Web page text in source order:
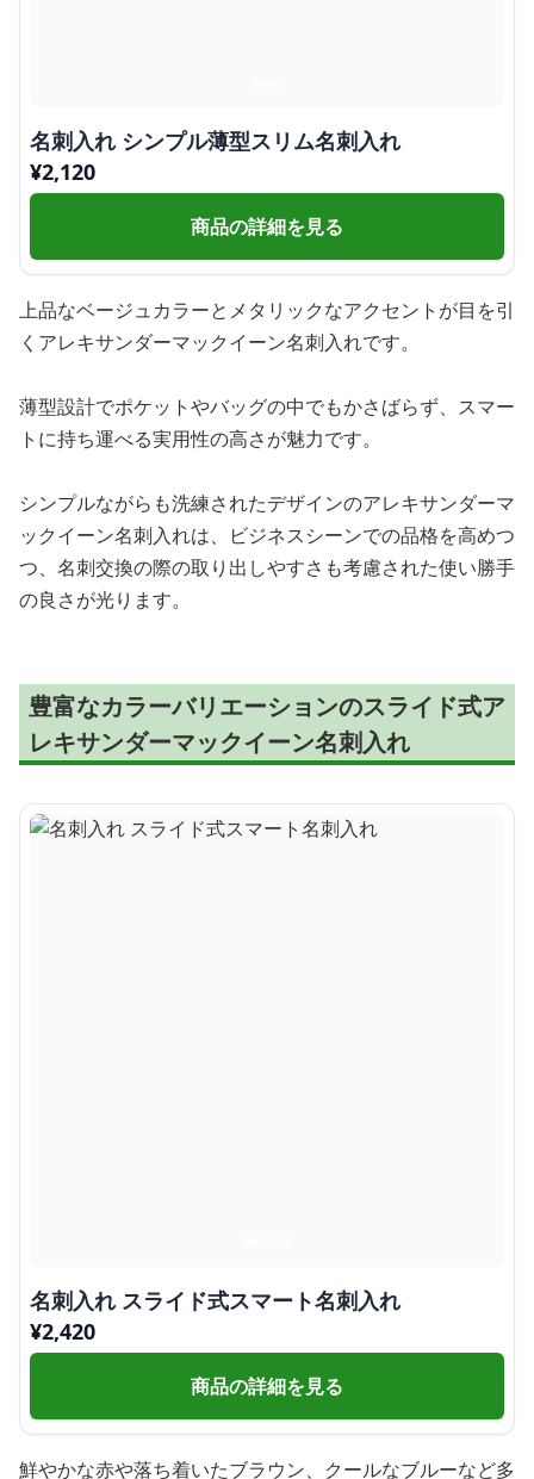
名刺入れ シンプル薄型スリム名刺入れ
¥2,120
商品の詳細を見る
上品なベージュカラーとメタリックなアクセントが目を引
くアレキサンダーマックイーン名刺入れです。
薄型設計でポケットやバッグの中でもかさばらず、スマー
トに持ち運べる実用性の高さが魅力です。
シンプルながらも洗練されたデザインのアレキサンダーマ
ックイーン名刺入れは、ビジネスシーンでの品格を高めつ
つ、名刺交換の際の取り出しやすさも考慮された使い勝手
の良さが光ります。
豊富なカラーバリエーションのスライド式ア
レキサンダーマックイーン名刺入れ
名刺入れ スライド式スマート名刺入れ
¥2,420
商品の詳細を見る
鮮やかな赤や落ち着いたブラウン、クールなブルーなど多